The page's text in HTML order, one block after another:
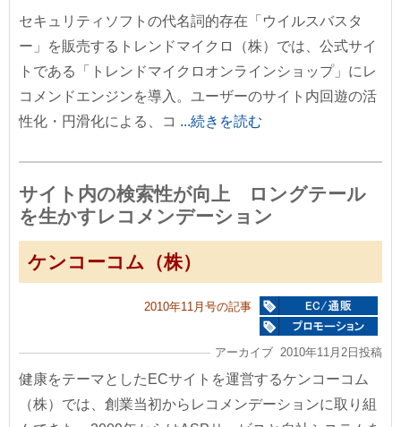
セキュリティソフトの代名詞的存在「ウイルスバスタ
ー」を販売するトレンドマイクロ（株）では、公式サイ
トである「トレンドマイクロオンラインショップ」にレ
コメンドエンジンを導入。ユーザーのサイト内回遊の活
性化・円滑化による、コ ...続きを読む
サイト内の検索性が向上 ロングテール
を生かすレコメンデーション
ケンコーコム（株）
2010年11月号の記事
アーカイブ 2010年11月2日投稿
健康をテーマとしたECサイトを運営するケンコーコム
（株）では、創業当初からレコメンデーションに取り組